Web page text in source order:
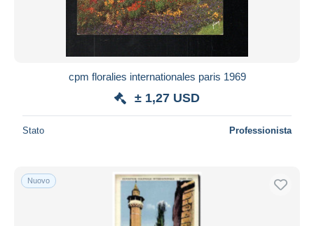
cpm floralies internationales paris 1969
± 1,27 USD
Stato Professionista
Nuovo